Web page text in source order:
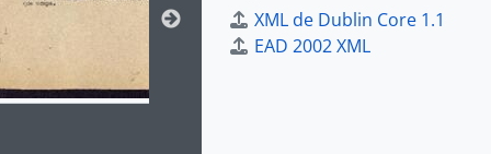
XML de Dublin Core 1.1
EAD 2002 XML